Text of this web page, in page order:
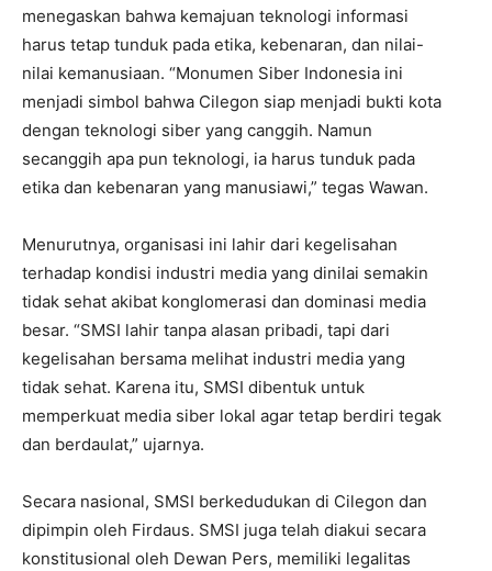
menegaskan bahwa kemajuan teknologi informasi
harus tetap tunduk pada etika, kebenaran, dan nilai-
nilai kemanusiaan. “Monumen Siber Indonesia ini
menjadi simbol bahwa Cilegon siap menjadi bukti kota
dengan teknologi siber yang canggih. Namun
secanggih apa pun teknologi, ia harus tunduk pada
etika dan kebenaran yang manusiawi,” tegas Wawan.
Menurutnya, organisasi ini lahir dari kegelisahan
terhadap kondisi industri media yang dinilai semakin
tidak sehat akibat konglomerasi dan dominasi media
besar. “SMSI lahir tanpa alasan pribadi, tapi dari
kegelisahan bersama melihat industri media yang
tidak sehat. Karena itu, SMSI dibentuk untuk
memperkuat media siber lokal agar tetap berdiri tegak
dan berdaulat,” ujarnya.
Secara nasional, SMSI berkedudukan di Cilegon dan
dipimpin oleh Firdaus. SMSI juga telah diakui secara
konstitusional oleh Dewan Pers, memiliki legalitas